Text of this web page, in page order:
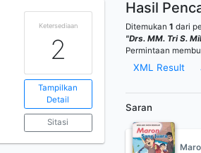
Ketersediaan
2
Tampilkan
Detail
Sitasi
Hasil
Ditemukan 1 dari
"Drs. MM. Tri S.
Permintaan
XML Result
Saran